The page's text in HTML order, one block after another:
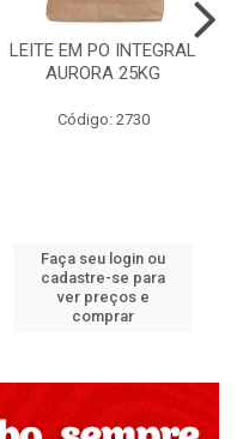
LEITE EM PO INTEGRAL
AURORA 25KG
Código: 2730
Faça seu login ou
cadastre-se para
ver preços e
comprar